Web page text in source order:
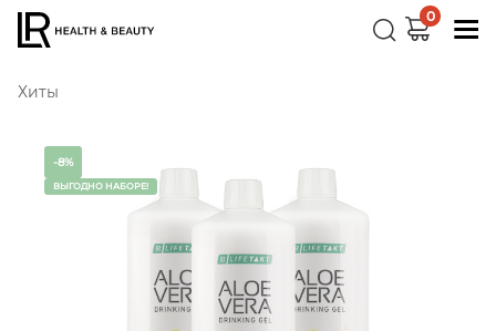
0
Хиты
-8%
ВЫГОДНО НАБОРЕ!